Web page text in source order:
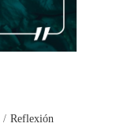
Reflexión